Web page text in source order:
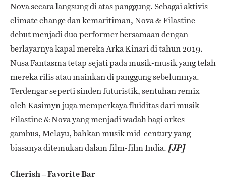
Nova secara langsung di atas panggung. Sebagai aktivis
climate change dan kemaritiman, Nova & Filastine
debut menjadi duo performer bersamaan dengan
berlayarnya kapal mereka Arka Kinari di tahun 2019.
Nusa Fantasma tetap sejati pada musik-musik yang telah
mereka rilis atau mainkan di panggung sebelumnya.
Terdengar seperti sinden futuristik, sentuhan remix
oleh Kasimyn juga memperkaya fluiditas dari musik
Filastine & Nova yang menjadi wadah bagi orkes
gambus, Melayu, bahkan musik mid-century yang
biasanya ditemukan dalam film-film India. [JP]
Cherish – Favorite Bar